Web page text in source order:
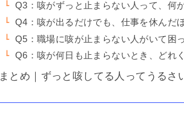
Q3：咳がずっと止まらない人って、何
Q4：咳が出るだけでも、仕事を休んだ
Q5：職場に咳が止まらない人がいて困
Q6：咳が何日も止まらないとき、どれ
まとめ｜ずっと咳してる人ってうるさ